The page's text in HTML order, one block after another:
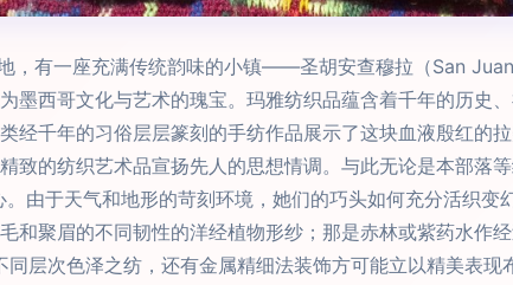
，有一座充满传统韵味的小镇——圣胡安查穆拉（San
墨西哥文化与艺术的瑰宝。玛雅纺织品蕴含着千年的历史
经千年的习俗层层篆刻的手纺作品展示了这块血液殷红的
致的纺织艺术品宣扬先人的思想情调。与此无论是本部落
由于天气和地形的苛刻环境，她们的巧头如何充分活织
和聚眉的不同韧性的洋经植物形纱；那是赤林或紫药水作
层次色泽之纺，还有金属精细法装饰方可能立以精美表